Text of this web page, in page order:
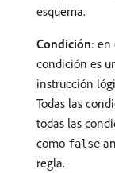
esquema.
Condición: en
condición es
instrucción
Todas las
todas las
como false
regla.